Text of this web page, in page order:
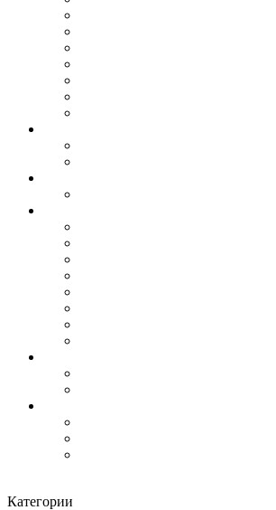
Категории